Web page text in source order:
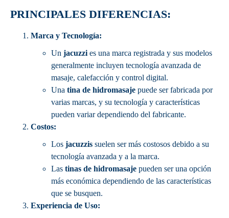
PRINCIPALES DIFERENCIAS:
Marca y Tecnología:
Un jacuzzi es una marca registrada y sus modelos
generalmente incluyen tecnología avanzada de
masaje, calefacción y control digital.
Una tina de hidromasaje puede ser fabricada por
varias marcas, y su tecnología y características
pueden variar dependiendo del fabricante.
Costos:
Los jacuzzis suelen ser más costosos debido a su
tecnología avanzada y a la marca.
Las tinas de hidromasaje pueden ser una opción
más económica dependiendo de las características
que se busquen.
Experiencia de Uso: